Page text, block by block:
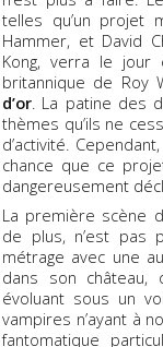
telles qu’un projet
Hammer, et David
Kong, verra le jour
britannique de Roy
d’or. La patine des
thèmes qu’ils ne
d’activité.
chance que ce
dangereusement
La première scène
de plus, n’est pas
métrage avec une
dans son château,
évoluant sous un
vampires n’ayant à
fantomatique